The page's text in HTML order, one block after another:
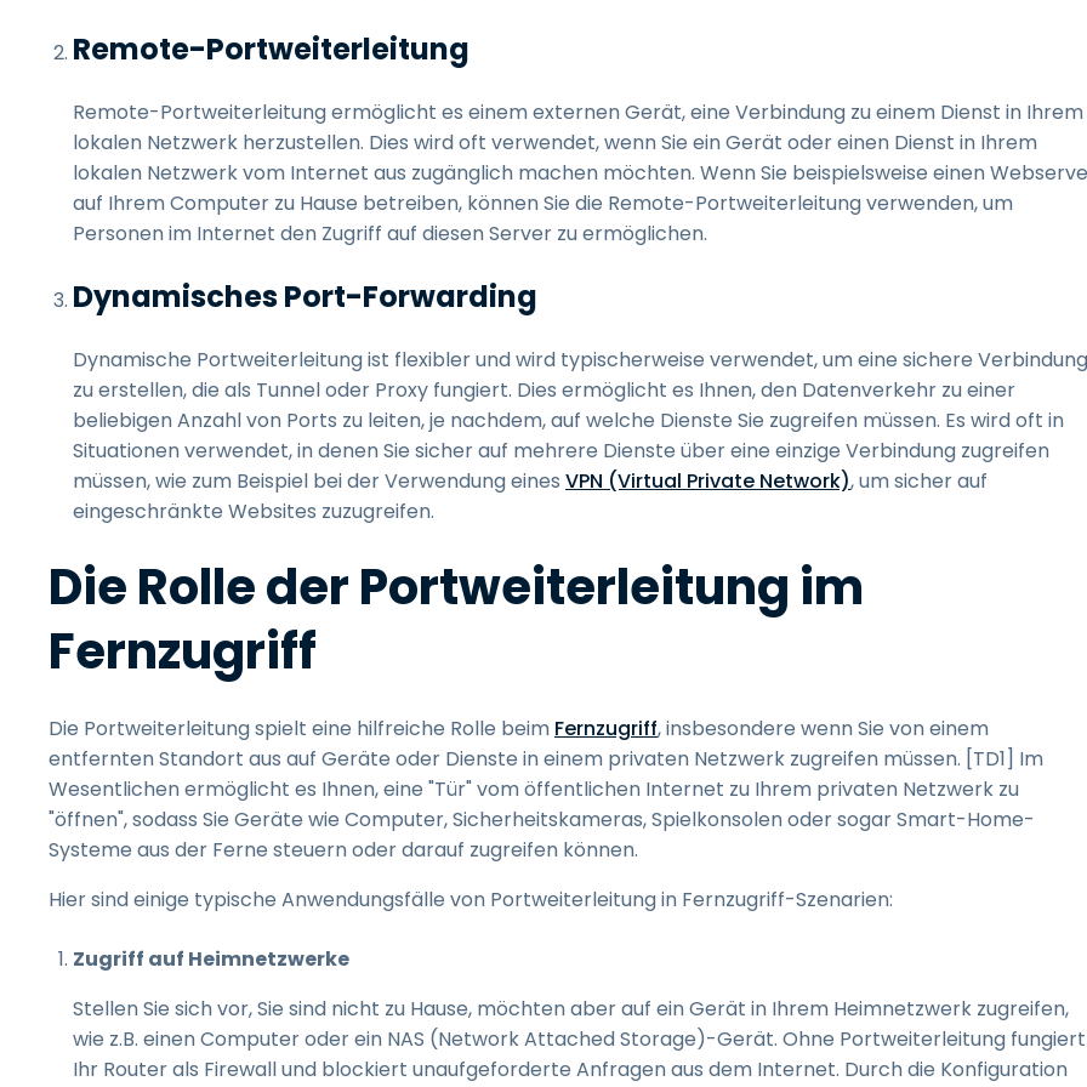
Remote-Portweiterleitung
Remote-Portweiterleitung ermöglicht es einem externen Gerät, eine Verbindung zu einem Dienst in Ihrem
lokalen Netzwerk herzustellen. Dies wird oft verwendet, wenn Sie ein Gerät oder einen Dienst in Ihrem
lokalen Netzwerk vom Internet aus zugänglich machen möchten. Wenn Sie beispielsweise einen
auf Ihrem Computer zu Hause betreiben, können Sie die Remote-Portweiterleitung verwenden, um
Personen im Internet den Zugriff auf diesen Server zu ermöglichen.
Dynamisches Port-Forwarding
Dynamische Portweiterleitung ist flexibler und wird typischerweise verwendet, um eine sichere Verbindung
zu erstellen, die als Tunnel oder Proxy fungiert. Dies ermöglicht es Ihnen, den Datenverkehr zu einer
beliebigen Anzahl von Ports zu leiten, je nachdem, auf welche Dienste Sie zugreifen müssen. Es wird oft in
Situationen verwendet, in denen Sie sicher auf mehrere Dienste über eine einzige Verbindung zugreifen
müssen, wie zum Beispiel bei der Verwendung eines VPN (Virtual Private Network), um sicher auf
eingeschränkte Websites zuzugreifen.
Die Rolle der Portweiterleitung im
Fernzugriff
Die Portweiterleitung spielt eine hilfreiche Rolle beim Fernzugriff, insbesondere wenn Sie von einem
entfernten Standort aus auf Geräte oder Dienste in einem privaten Netzwerk zugreifen müssen. [TD1] Im
Wesentlichen ermöglicht es Ihnen, eine "Tür" vom öffentlichen Internet zu Ihrem privaten Netzwerk zu
"öffnen", sodass Sie Geräte wie Computer, Sicherheitskameras, Spielkonsolen oder sogar Smart-Home-
Systeme aus der Ferne steuern oder darauf zugreifen können.
Hier sind einige typische Anwendungsfälle von Portweiterleitung in Fernzugriff-Szenarien:
Zugriff auf Heimnetzwerke
Stellen Sie sich vor, Sie sind nicht zu Hause, möchten aber auf ein Gerät in Ihrem Heimnetzwerk zugreifen,
wie z.B. einen Computer oder ein NAS (Network Attached Storage)-Gerät. Ohne Portweiterleitung fungiert
Ihr Router als Firewall und blockiert unaufgeforderte Anfragen aus dem Internet. Durch die Konfiguration